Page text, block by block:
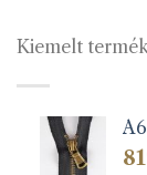
Kiemelt